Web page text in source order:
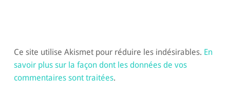
Ce site utilise Akismet pour réduire les indésirables. En
savoir plus sur la façon dont les données de vos
commentaires sont traitées.